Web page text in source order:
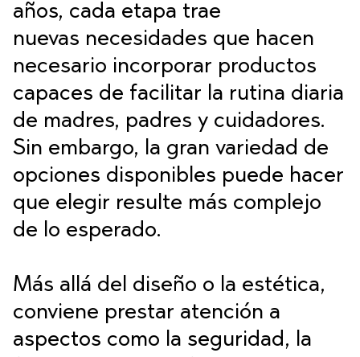
años, cada etapa trae
nuevas necesidades que hacen
necesario incorporar productos
capaces de facilitar la rutina diaria
de madres, padres y cuidadores.
Sin embargo, la gran variedad de
opciones disponibles puede hacer
que elegir resulte más complejo
de lo esperado.
Más allá del diseño o la estética,
conviene prestar atención a
aspectos como la seguridad, la